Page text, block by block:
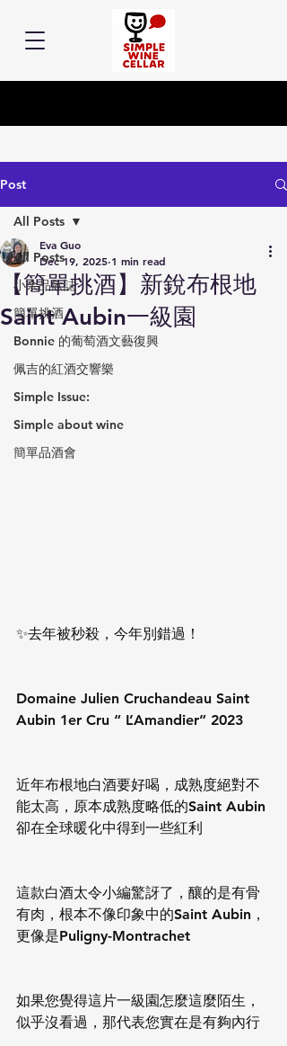
Post
All Posts
小余品飲誌
簡單挑酒
Bonnie 的葡萄酒文藝復興
佩吉的紅酒交響樂
Simple Issue:
Simple about wine
簡單品酒會
All Posts
【簡單挑酒】新銳布根地
Saint Aubin一級園
Eva Guo
Dec 19, 2025 1 min read
✨去年被秒殺，今年別錯過！
Domaine Julien Cruchandeau Saint
Aubin 1er Cru “ L’Amandier” 2023
近年布根地白酒要好喝，成熟度絕對不
能太高，原本成熟度略低的Saint Aubin
卻在全球暖化中得到一些紅利
這款白酒太令小編驚訝了，釀的是有骨
有肉，根本不像印象中的Saint Aubin，
更像是Puligny-Montrachet
如果您覺得這片一級園怎麼這麼陌生，
似乎沒看過，那代表您實在是有夠內行